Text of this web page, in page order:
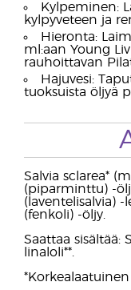
Kylpeminen:
kylpyveteen ja
Hieronta:
ml:aan Young
rauhoittavan
Hajuvesi:
tuoksuista öljyä
Salvia sclarea*
(piparminttu) -
(laventelisalvia)
(fenkoli) -öljy.
Saattaa sisältää:
linaloli**.